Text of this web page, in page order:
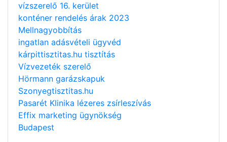
vízszerelő 16. kerület
konténer rendelés árak 2023
Mellnagyobbítás
ingatlan adásvételi ügyvéd
kárpittisztitas.hu tisztítás
Vízvezeték szerelő
Hörmann garázskapuk
Szonyegtisztitas.hu
Pasarét Klinika lézeres zsírleszívás
Effix marketing ügynökség
Budapest